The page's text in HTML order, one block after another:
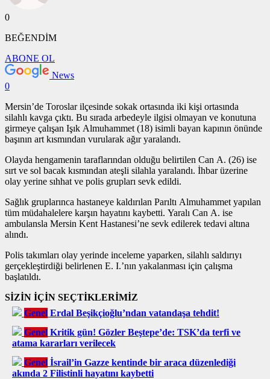
0
BEĞENDİM
ABONE OL
News
0
Mersin’de Toroslar ilçesinde sokak ortasında iki kişi ortasında
silahlı kavga çıktı. Bu sırada arbedeyle ilgisi olmayan ve konutuna
girmeye çalışan Işık Almuhammet (18) isimli bayan kapının önünde
başının art kısmından vurularak ağır yaralandı.
Olayda hengamenin taraflarından olduğu belirtilen Can A. (26) ise
sırt ve sol bacak kısmından ateşli silahla yaralandı. İhbar üzerine
olay yerine sıhhat ve polis grupları sevk edildi.
Sağlık gruplarınca hastaneye kaldırılan Parıltı Almuhammet yapılan
tüm müdahalelere karşın hayatını kaybetti. Yaralı Can A. ise
ambulansla Mersin Kent Hastanesi’ne sevk edilerek tedavi altına
alındı.
Polis takımları olay yerinde inceleme yaparken, silahlı saldırıyı
gerçekleştirdiği belirlenen E. I.’nın yakalanması için çalışma
başlatıldı.
SİZİN İÇİN SEÇTİKLERİMİZ
Genel Erdal Beşikçioğlu’ndan vatandaşa tehdit!
Genel Kritik gün! Gözler Beştepe’de: TSK’da terfi ve
atama kararları verilecek
Genel İsrail’in Gazze kentinde bir araca düzenlediği
akında 2 Filistinli hayatını kaybetti